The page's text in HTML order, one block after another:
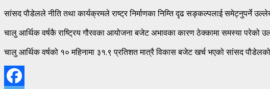
सांसद पौडेलले नीति तथा कार्यक्रमले राष्ट्र निर्माणका निम्ति दृढ सङ्कल्पलाई समेट्नुपर्ने
चालु आर्थिक वर्षकै राष्ट्रिय गौरवका आयोजना बजेट अभावका कारण ठेक्कामा समस्या परेको
चालु आर्थिक वर्षको १० महिनामा ३१.९ प्रतिशत मात्रै विकास बजेट खर्च भएको सांसद